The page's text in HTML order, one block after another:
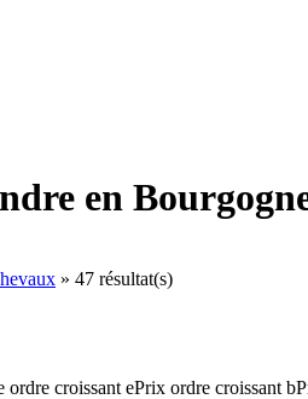
en
» 47 résultat(s)
ordre croissant ePrix ordre croissant b